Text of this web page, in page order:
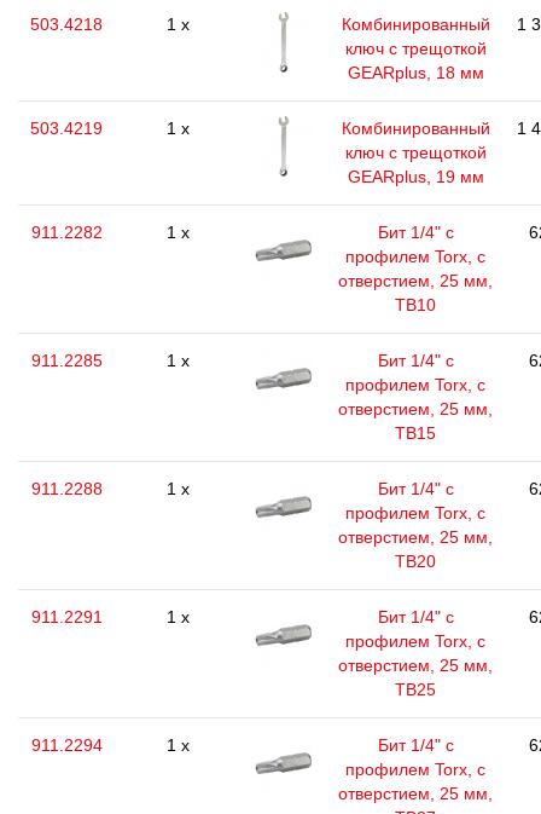
503.4218 1 x
Комбинированный
ключ с трещоткой
GEARplus, 18 мм
1
503.4219 1 x
Комбинированный
ключ с трещоткой
GEARplus, 19 мм
1
911.2282 1 x
Бит 1/4" с
профилем Torx, с
отверстием, 25 мм,
ТВ10
911.2285 1 x
Бит 1/4" с
профилем Torx, с
отверстием, 25 мм,
ТВ15
911.2288 1 x
Бит 1/4" с
профилем Torx, с
отверстием, 25 мм,
ТВ20
911.2291 1 x
Бит 1/4" с
профилем Torx, с
отверстием, 25 мм,
ТВ25
911.2294 1 x
Бит 1/4" с
профилем Torx, с
отверстием, 25 мм,